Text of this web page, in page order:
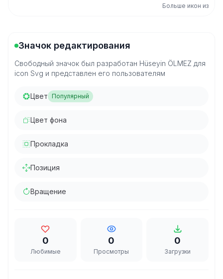
Больше икон из
Значок редактирования
Свободный значок был разработан Hüseyin ÖLMEZ для
icon Svg и представлен его пользователям
Цвет Популярный
Цвет фона
Прокладка
Позиция
Вращение
0
Любимые
0
Просмотры
0
Загрузки